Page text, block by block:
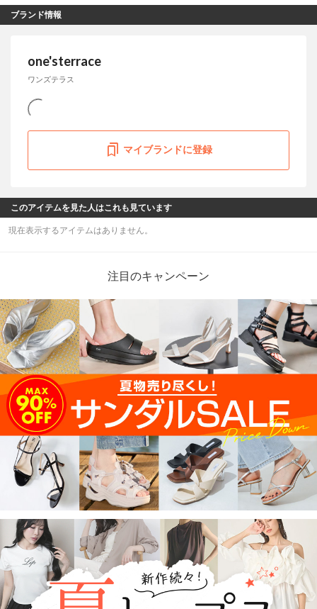
ブランド情報
one'sterrace
ワンズテラス
マイブランドに登録
このアイテムを見た人はこれも見ています
現在表示するアイテムはありません。
注目のキャンペーン